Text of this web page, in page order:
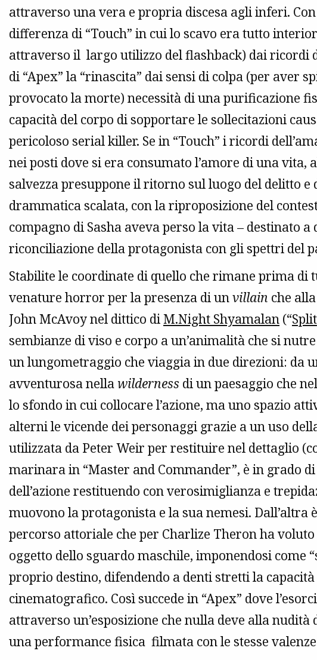
attraverso una vera e propria discesa agli inferi.
differenza di “Touch” in cui lo scavo era tutto
attraverso il largo utilizzo del flashback) dai ricordi
di “Apex” la “rinascita” dai sensi di colpa (per aver
provocato la morte) necessità di una purificazione
capacità del corpo di sopportare le sollecitazioni
pericoloso serial killer. Se in “Touch” i ricordi
nei posti dove si era consumato l’amore di una vita,
salvezza presuppone il ritorno sul luogo del delitto
drammatica scalata, con la riproposizione del
compagno di Sasha aveva perso la vita – destinato
riconciliazione della protagonista con gli spettri del
Stabilite le coordinate di quello che rimane prima di
venature horror per la presenza di unvillain che
John McAvoy nel dittico diM.Night Shyamalan (“Split
sembianze di viso e corpo a un’animalità che si
un lungometraggio che viaggia in due direzioni: da
avventurosa nella wilderness di un paesaggio che
lo sfondo in cui collocare l’azione, ma uno spazio
alterni le vicende dei personaggi grazie a un uso
utilizzata da Peter Weir per restituire nel dettaglio
marinara in “Master and Commander”, è in grado
dell’azione restituendo con verosimiglianza e
muovono la protagonista e la sua nemesi. Dall’altra
percorso attoriale che per Charlize Theron ha
oggetto dello sguardo maschile, imponendosi come
proprio destino, difendendo a denti stretti la
cinematografico. Così succede in “Apex” dove
attraverso un’esposizione che nulla deve alla nudità
una performance fisica filmata con le stesse